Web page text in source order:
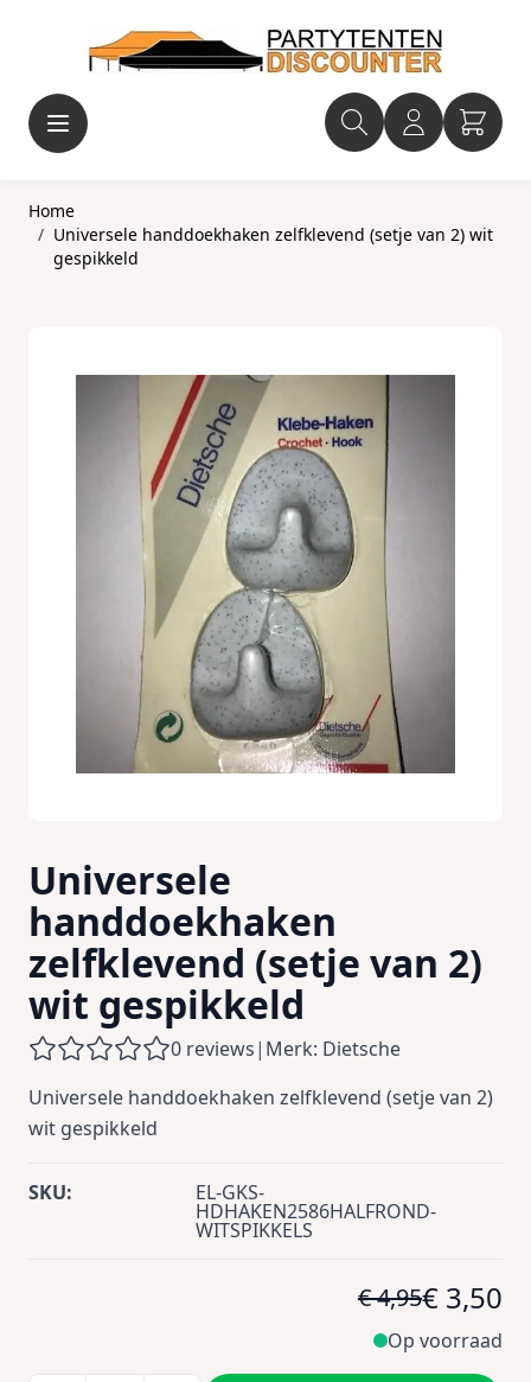
Home
/ Universele handdoekhaken zelfklevend (setje van 2) wit
gespikkeld
Universele
handdoekhaken
zelfklevend (setje van 2)
wit gespikkeld
0 reviews| Merk: Dietsche
Universele handdoekhaken zelfklevend (setje van 2)
wit gespikkeld
SKU: EL-GKS-
HDHAKEN2586HALFROND-
WITSPIKKELS
€ 4,95€ 3,50
Op voorraad